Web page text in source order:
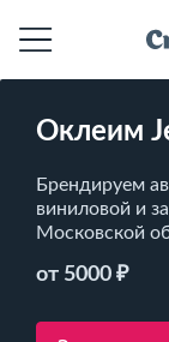
Оклеим
Брендируем
виниловой и
Московской
от 5000 ₽